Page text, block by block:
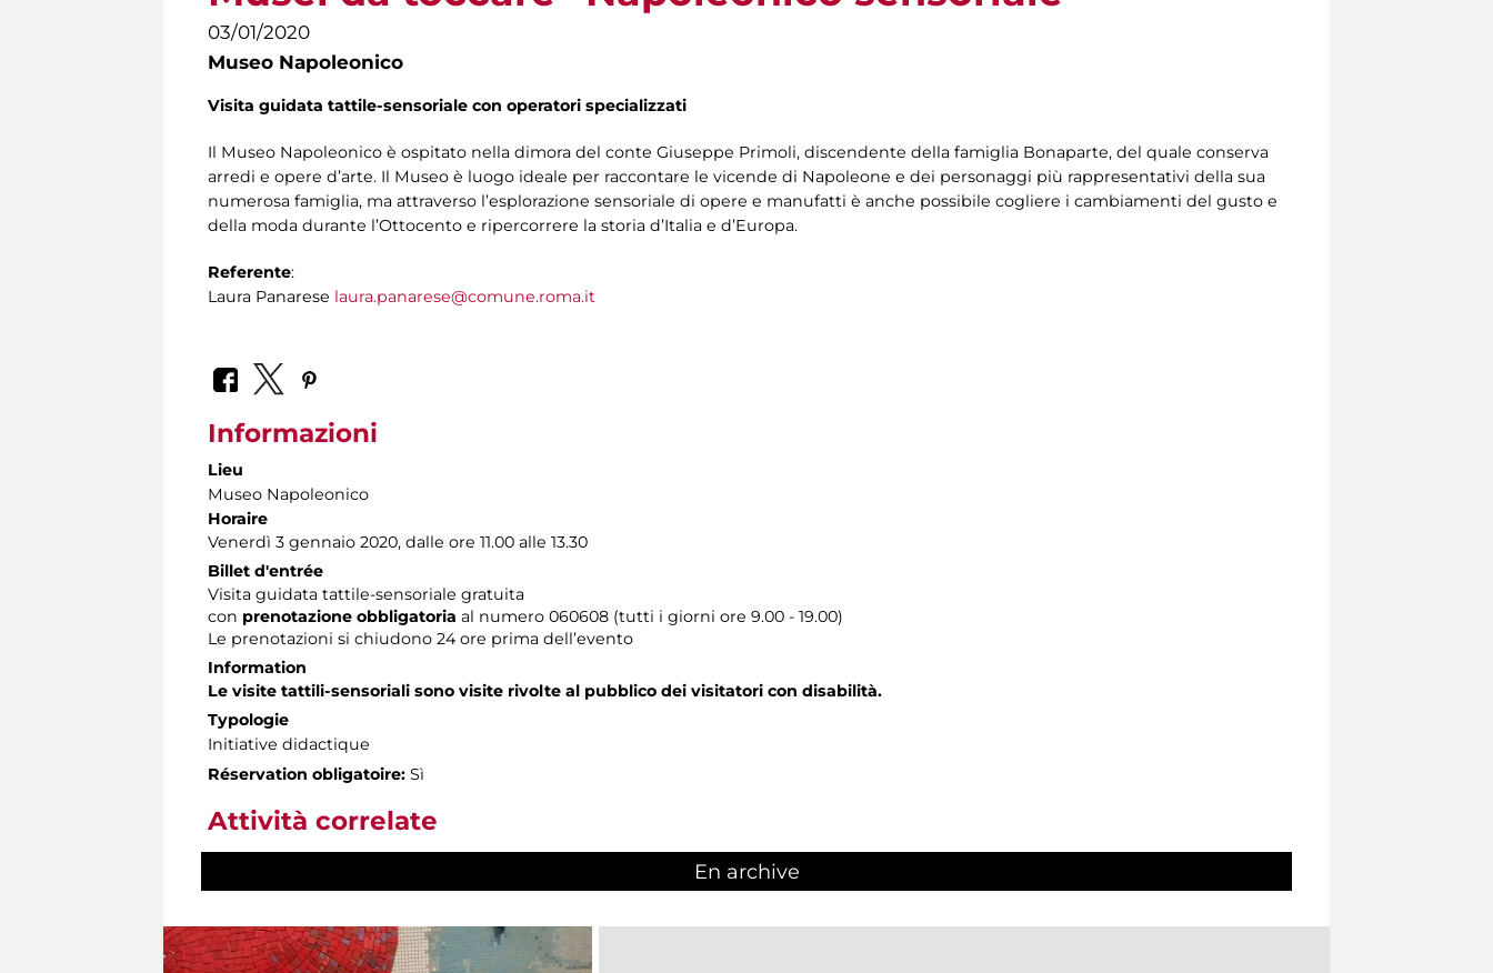
03/01/2020
Museo Napoleonico
Visita guidata tattile-sensoriale con operatori specializzati
Il Museo Napoleonico è ospitato nella dimora del conte Giuseppe Primoli, discendente della famiglia Bonaparte, del quale conserva
arredi e opere d’arte. Il Museo è luogo ideale per raccontare le vicende di Napoleone e dei personaggi più rappresentativi della sua
numerosa famiglia, ma attraverso l’esplorazione sensoriale di opere e manufatti è anche possibile cogliere i cambiamenti del gusto e
della moda durante l’Ottocento e ripercorrere la storia d’Italia e d’Europa.
Referente:
Laura Panarese laura.panarese@comune.roma.it
Informazioni
Lieu
Museo Napoleonico
Horaire
Venerdì 3 gennaio 2020, dalle ore 11.00 alle 13.30
Billet d'entrée
Visita guidata tattile-sensoriale gratuita
con prenotazione obbligatoria al numero 060608 (tutti i giorni ore 9.00 - 19.00)
Le prenotazioni si chiudono 24 ore prima dell’evento
Information
Le visite tattili-sensoriali sono visite rivolte al pubblico dei visitatori con disabilità.
Typologie
Initiative didactique
Réservation obligatoire: Sì
Attività correlate
En archive